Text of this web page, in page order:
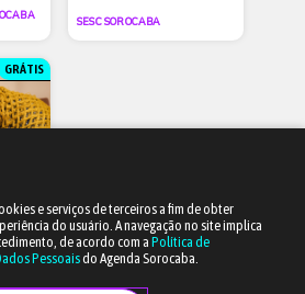
SESC SOROCABA
GRÁTIS
e serviços de terceiros a fim de obter
do usuário. A navegação no site implica
de acordo com a Política de
Pessoaisdo Agenda Sorocaba.